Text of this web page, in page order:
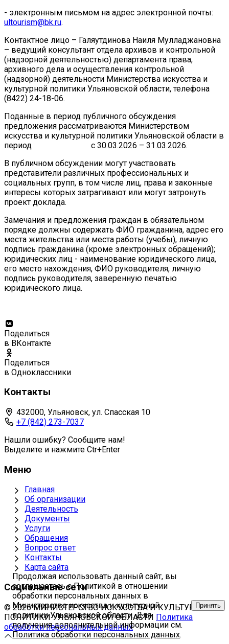
- электронным письмом на адрес электронной почты:
ultourism@bk.ru.
Контактное лицо – Галяутдинова Наиля Мулладжановна
– ведущий консультант отдела архивов и контрольной
(надзорной деятельностью) департамента права,
архивного дела и осуществления контрольной
(надзорной) деятельности Министерства искусства и
культурной политики Ульяновской области, телефона
(8422) 24-18-06.
Поданные в период публичного обсуждения
предложения рассматриваются Министерством
искусства и культурной политики Ульяновской области в
период с 30.03.2026 – 31.03.2026.
В публичном обсуждении могут участвовать
представители различных профессиональных и
социальных групп, в том числе лиц, права и законные
интересы которых затрагивают или могут затронуть
проект доклада.
Замечания и предложения граждан в обязательном
порядке должны содержать ФИО гражданина, адрес его
места жительства или места работы (учебы), личную
подпись гражданина (кроме электронных обращений);
юридических лиц - наименование юридического лица,
его место нахождения, ФИО руководителя, личную
подпись руководителя, заверенную печатью
юридического лица.
Поделиться
в ВКонтакте
Поделиться
в Одноклассники
Контакты
432000, Ульяновск, ул. Спасская 10
+7 (842) 273-7037
Нашли ошибку? Сообщите нам!
Выделите и нажмите Ctr+Enter
Меню
Главная
Об организации
Деятельность
Документы
Услуги
Обращения
Вопрос ответ
Контакты
Карта сайта
Социальные сети
© 2026 МИНИСТЕРСТВО ИСКУССТВА И КУЛЬТУРНОЙ
ПОЛИТИКИ УЛЬЯНОВСКОЙ ОБЛАСТИ Политика
обработки персональных данных
Продолжая использовать данный сайт, вы
соглашаетесь с Политикой в отношении
обработки персональных данных в
Министерстве искусства и культурной
политики Ульяновской области. Для
получения дополнительной информации см.
Политика обработки персональных данных.
Принять